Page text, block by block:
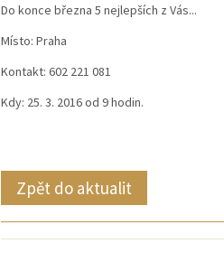
Do konce března 5 nejlepších z Vás...
Místo: Praha
Kontakt: 602 221 081
Kdy: 25. 3. 2016 od 9 hodin.
Zpět do aktualit